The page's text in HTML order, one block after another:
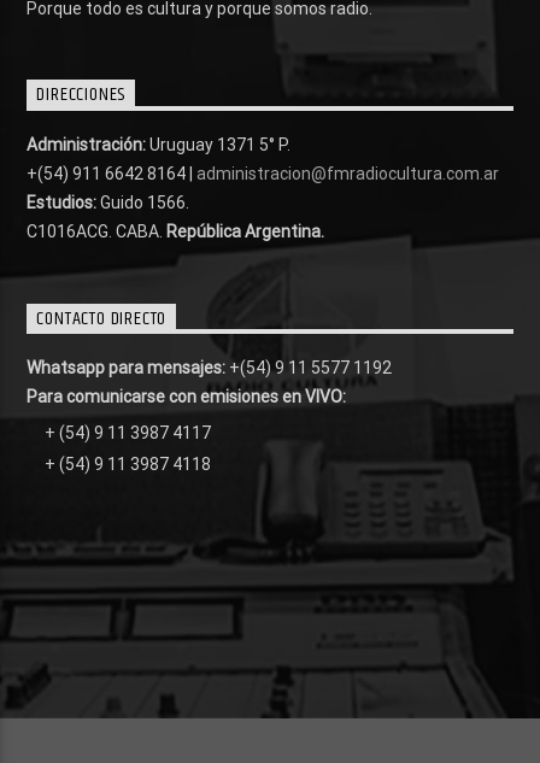
Porque todo es cultura y porque somos radio.
DIRECCIONES
Administración:Uruguay 1371 5° P.
+(54) 911 6642 8164 | administracion@fmradiocultura.com.ar
Estudios:Guido 1566.
C1016ACG . CABA. República Argentina.
CONTACTO DIRECTO
Whatsapp para mensajes: +(54) 9 11 5577 1192
Para comunicarse con emisiones en VIVO:
+ (54) 9 11 3987 4117
+ (54) 9 11 3987 4118